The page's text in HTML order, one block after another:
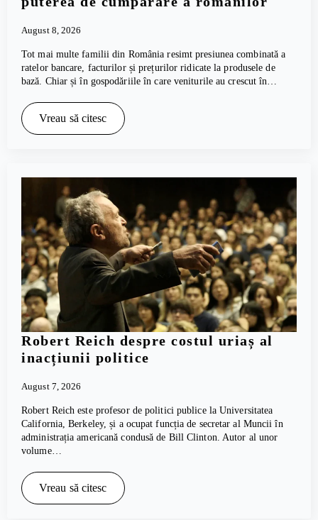
August 8, 2026
Tot mai multe familii din România resimt presiunea combinată a
ratelor bancare, facturilor și prețurilor ridicate la produsele de
bază. Chiar și în gospodăriile în care veniturile au crescut în…
Vreau să citesc
Robert Reich despre costul uriaș al
inacțiunii politice
August 7, 2026
Robert Reich este profesor de politici publice la Universitatea
California, Berkeley, și a ocupat funcția de secretar al Muncii în
administrația americană condusă de Bill Clinton. Autor al unor
volume…
Vreau să citesc